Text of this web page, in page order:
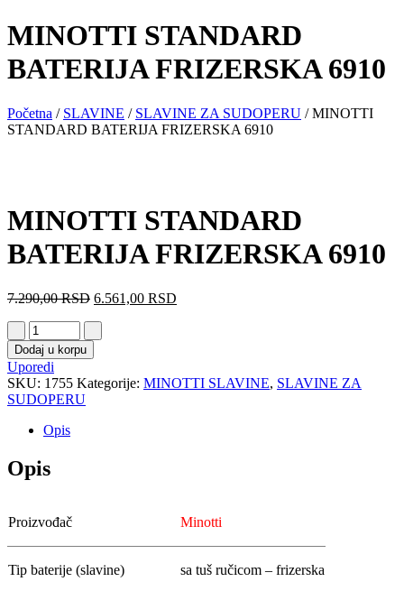
MINOTTI STANDARD
BATERIJA FRIZERSKA 6910
Početna / SLAVINE / SLAVINE ZA SUDOPERU / MINOTTI
STANDARD BATERIJA FRIZERSKA 6910
MINOTTI STANDARD
BATERIJA FRIZERSKA 6910
7.290,00RSD 6.561,00 RSD
Dodaj u korpu
Uporedi
SKU: 1755 Kategorije: MINOTTI SLAVINE, SLAVINE ZA
SUDOPERU
Opis
Opis
Proizvođač Minotti
Tip baterije (slavine) sa tuš ručicom – frizerska